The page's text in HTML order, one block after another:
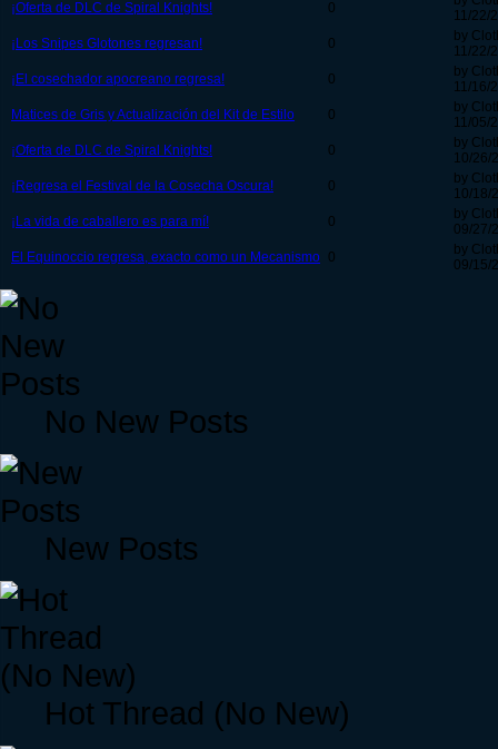
¡Oferta de DLC de Spiral Knights!
0
11/22/
¡Los Snipes Glotones regresan!
0
by
11/22/
¡El cosechador apocreano regresa!
0
by
11/16/
Matices de Gris y Actualización del Kit de Estilo
0
by
11/05/
¡Oferta de DLC de Spiral Knights!
0
by
10/26/
¡Regresa el Festival de la Cosecha Oscura!
0
by
10/18/
¡La vida de caballero es para mí!
0
by
09/27/
El Equinoccio regresa, exacto como un Mecanismo 0
by
09/15/
No New Posts
New Posts
Hot Thread (No New)